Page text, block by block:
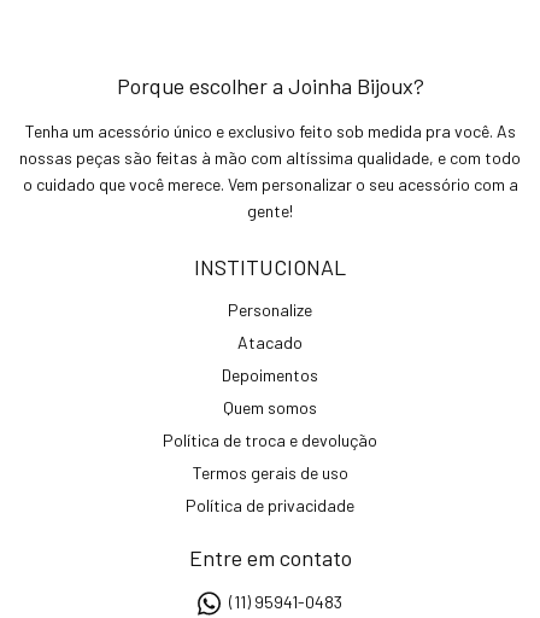
Porque escolher a Joinha Bijoux?
Tenha um acessório único e exclusivo feito sob medida pra você. As
nossas peças são feitas à mão com altíssima qualidade, e com todo
o cuidado que você merece. Vem personalizar o seu acessório com a
gente!
INSTITUCIONAL
Personalize
Atacado
Depoimentos
Quem somos
Política de troca e devolução
Termos gerais de uso
Política de privacidade
Entre em contato
(11) 95941-0483